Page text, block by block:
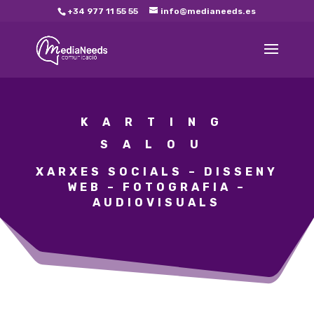
+34 977 11 55 55 info@medianeeds.es
KARTING
SALOU
XARXES SOCIALS – DISSENY
WEB – FOTOGRAFIA –
AUDIOVISUALS